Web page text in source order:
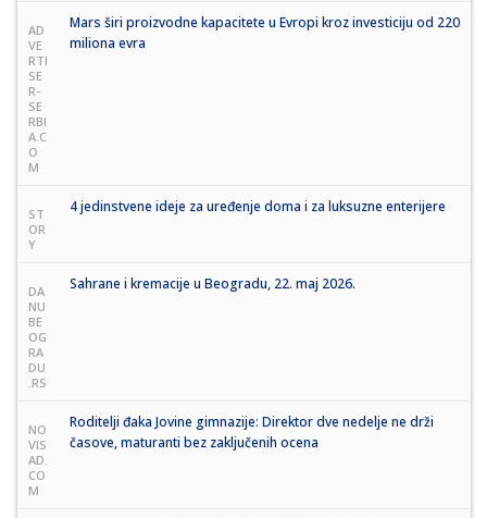
AD
VE
RTI
SE
R-
SE
RBI
A.C
O
M
Mars širi proizvodne kapacitete u Evropi kroz investiciju od 220
miliona evra
ST
OR
Y
4 jedinstvene ideje za uređenje doma i za luksuzne enterijere
DA
NU
BE
OG
RA
DU
.RS
Sahrane i kremacije u Beogradu, 22. maj 2026.
NO
VIS
AD.
CO
M
Roditelji đaka Jovine gimnazije: Direktor dve nedelje ne drži
časove, maturanti bez zaključenih ocena